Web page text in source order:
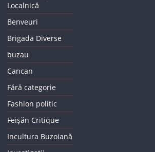
Localnică
Benveuri
Brigada Diverse
buzau
Cancan
Fără categorie
Fashion politic
Feișăn Critique
Incultura Buzoiană